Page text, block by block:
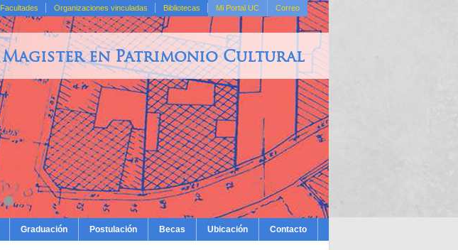
Facultades Organizaciones vinculadas Bibliotecas Mi Portal UC Correo
Magister en Patrimonio Cultural
Graduación Postulación Becas Ubicación Contacto